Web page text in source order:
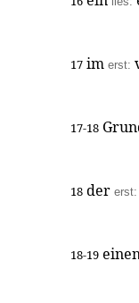
17 im erst:
17-18
18 der erst:
18-19